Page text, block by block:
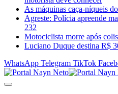
As máquinas caça-níqueis
Agreste: Polícia apreende
232
Motociclista morre após
Luciano Duque destina R$
WhatsApp Telegram TikTok